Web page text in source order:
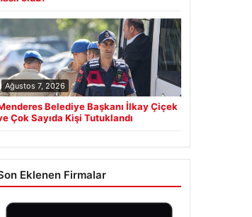
Ağustos 7, 2026
Belediye Başkanı İlkay Çiçek
Çok Sayıda Kişi Tutuklandı
Eklenen Firmalar